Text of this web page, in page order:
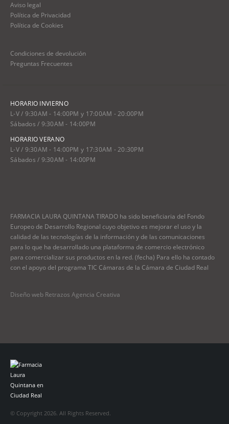
Aviso legal
Política de Privacidad
Política de Cookies
Condiciones de devolución
Preguntas Frecuentes
HORARIO INVIERNO
L-V / 9:30AM - 14:00PM y 17:00AM - 20:00PM
Sábados / 9:30AM - 14:00PM
HORARIO VERANO
L-V / 9:30AM - 14:00PM y 17:30AM - 20:30PM
Sábados / 9:30AM - 14:00PM
FARMACIA LAURA QUINTANA TIRADO ha sido beneficiaria del Fondo
Europeo de Desarrollo Regional cuyo objetivo es mejorar el uso y la
calidad de las tecnologías de la información y de las comunicaciones
para lo que ha desarrollado una plataforma de comercio electrónico
para comercializar sus productos en la red. (fecha) Para ello ha contado
con el apoyo del programa TIC Cámaras de la Cámara de Ciudad Real
Diseño web Retrazos Agencia Creativa
© Copyright 2026. All Rights Reserved.